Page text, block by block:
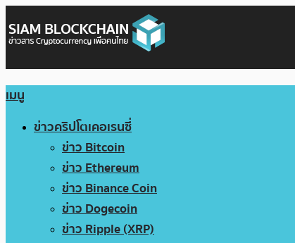
เมนู
ข่าวคริปโตเคอเรนซี่
ข่าว Bitcoin
ข่าว Ethereum
ข่าว Binance Coin
ข่าว Dogecoin
ข่าว Ripple (XRP)